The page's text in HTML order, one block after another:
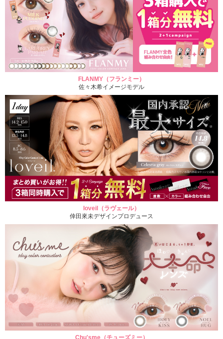
FLANMY（フランミー）
佐々木希イメージモデル
loveil（ラヴェール）
倖田來未デザインプロデュース
Chu'sme（チューズミー）